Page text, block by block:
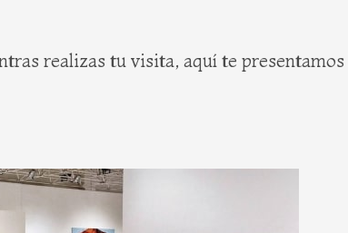
realizas tu visita, aquí te presentamos